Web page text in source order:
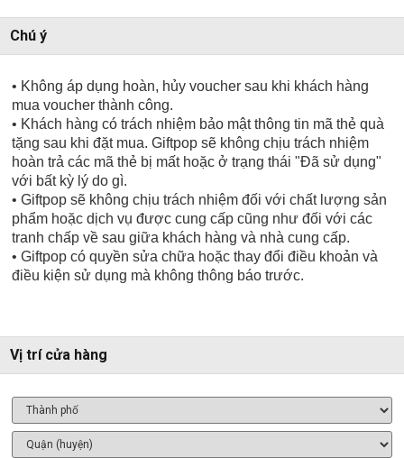
Chú ý
• Không áp dụng hoàn, hủy voucher sau khi khách hàng
mua voucher thành công.
• Khách hàng có trách nhiệm bảo mật thông tin mã thẻ quà
tặng sau khi đặt mua. Giftpop sẽ không chịu trách nhiệm
hoàn trả các mã thẻ bị mất hoặc ở trạng thái "Đã sử dụng"
với bất kỳ lý do gì.
• Giftpop sẽ không chịu trách nhiệm đối với chất lượng sản
phẩm hoặc dịch vụ được cung cấp cũng như đối với các
tranh chấp về sau giữa khách hàng và nhà cung cấp.
• Giftpop có quyền sửa chữa hoặc thay đổi điều khoản và
điều kiện sử dụng mà không thông báo trước.
Vị trí cửa hàng